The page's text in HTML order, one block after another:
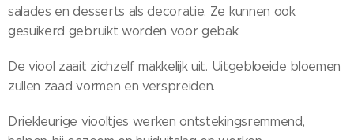
salades en desserts als decoratie. Ze kunnen ook
gesuikerd gebruikt worden voor gebak.
De viool zaait zichzelf makkelijk uit. Uitgebloeide bloemen
zullen zaad vormen en verspreiden.
Driekleurige viooltjes werken ontstekingsremmend,